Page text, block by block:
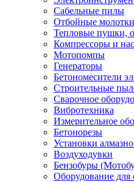
Сабельные пилы
Отбойные молотки
Тепловые пушки,
Компрессоры и
Мотопомпы
Генераторы
Бетономесители
Строительные
Сварочное
Вибротехника
Измерительное
Бетонорезы
Установки
Воздуходувки
Бензобуры
Оборудование для